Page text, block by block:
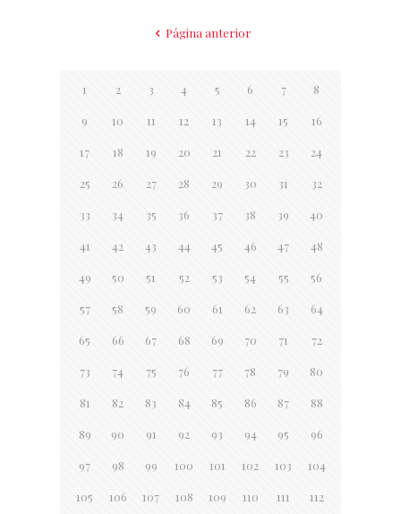
Página anterior
1 2 3 4 5 6 7 8
9 10 11 12 13 14 15 16
17 18 19 20 21 22 23 24
25 26 27 28 29 30 31 32
33 34 35 36 37 38 39 40
41 42 43 44 45 46 47 48
49 50 51 52 53 54 55 56
57 58 59 60 61 62 63 64
65 66 67 68 69 70 71 72
73 74 75 76 77 78 79 80
81 82 83 84 85 86 87 88
89 90 91 92 93 94 95 96
97 98 99 100 101 102 103 104
105 106 107 108 109 110 111 112